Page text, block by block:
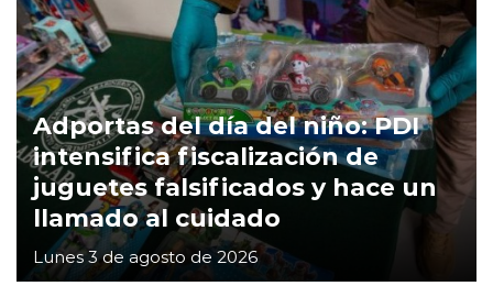
Adportas del día del niño: PDI
intensifica fiscalización de
juguetes falsificados y hace un
llamado al cuidado
Lunes 3 de agosto de 2026